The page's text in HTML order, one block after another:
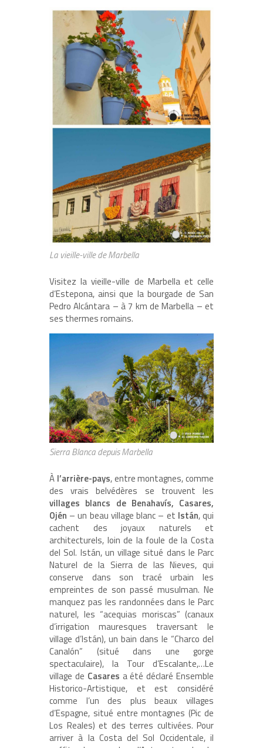
La vieille-ville de Marbella
Visitez la vieille-ville de Marbella et celle
d’Estepona, ainsi que la bourgade de San
Pedro Alcántara – à 7 km de Marbella – et
ses thermes romains.
Sierra Blanca depuis Marbella
À l’arrière-pays, entre montagnes, comme
des vrais belvédères se trouvent les
villages blancs de Benahavís, Casares,
Ojén – un beau village blanc – et Istán, qui
cachent des joyaux naturels et
architecturels, loin de la foule de la Costa
del Sol. Istán, un village situé dans le Parc
Naturel de la Sierra de las Nieves, qui
conserve dans son tracé urbain les
empreintes de son passé musulman. Ne
manquez pas les randonnées dans le Parc
naturel, les “acequias moriscas” (canaux
d’irrigation mauresques traversant le
village d’Istán), un bain dans le “Charco del
Canalón” (situé dans une gorge
spectaculaire), la Tour d’Escalante,…Le
village de Casares a été déclaré Ensemble
Historico-Artistique, et est considéré
comme l’un des plus beaux villages
d’Espagne, situé entre montagnes (Pic de
Los Reales) et des terres cultivées. Pour
arriver à la Costa del Sol Occidentale, il